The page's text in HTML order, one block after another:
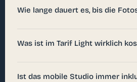
Wie lange dauert es, bis die
Was ist im Tarif Light wirklich
Ist das mobile Studio immer